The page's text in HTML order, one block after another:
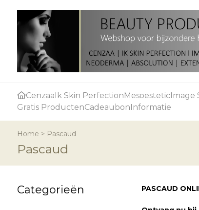
CenzaaIk Skin PerfectionMesoesteticImage
Gratis ProductenCadeaubonInformatie
Home > Pascaud
Pascaud
Categorieën PASCAUD